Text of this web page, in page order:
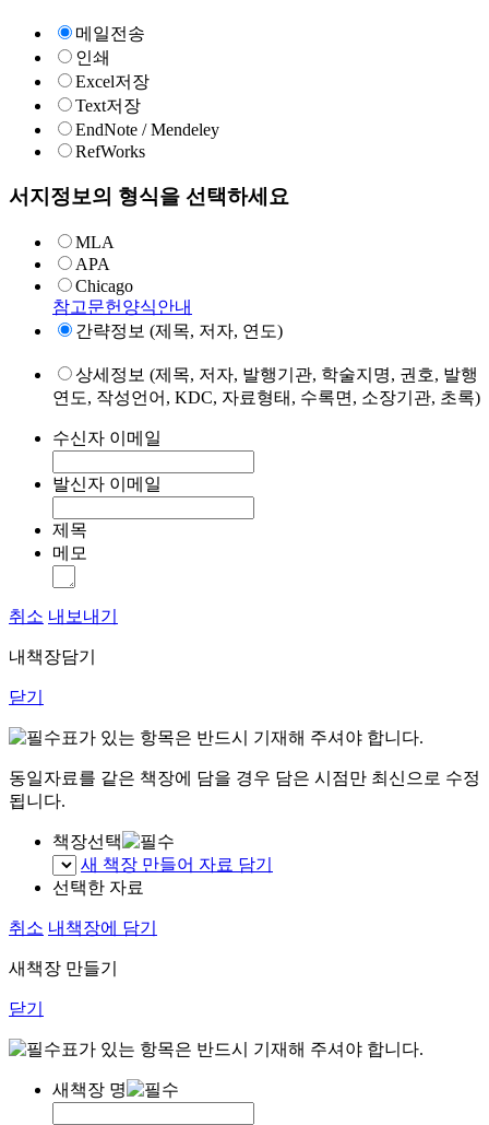
메일전송
인쇄
Excel저장
Text저장
EndNote / Mendeley
RefWorks
서지정보의 형식을 선택하세요
MLA
APA
Chicago
참고문헌양식안내
간략정보 (제목, 저자, 연도)
상세정보 (제목, 저자, 발행기관, 학술지명, 권호, 발행
연도, 작성언어, KDC, 자료형태, 수록면, 소장기관, 초록)
수신자 이메일
발신자 이메일
제목
메모
취소 내보내기
내책장담기
닫기
표가 있는 항목은 반드시 기재해 주셔야 합니다.
동일자료를 같은 책장에 담을 경우 담은 시점만 최신으로 수정
됩니다.
책장선택
새 책장 만들어 자료 담기
선택한 자료
취소 내책장에 담기
새책장 만들기
닫기
표가 있는 항목은 반드시 기재해 주셔야 합니다.
새책장 명